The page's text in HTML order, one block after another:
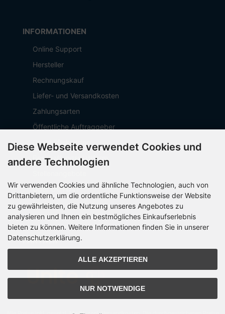
INFORMATIONEN
Online Support
Hersteller
Rechnungskauf
Liefer- und Versandkosten
Zahlungsarten
Öffentliche Auftraggeber
Geschäftskunden
Beschaffungsplattform
Über OCTO IT
Sitemap
PARTNER
Diese Webseite verwendet Cookies und
andere Technologien
Wir verwenden Cookies und ähnliche Technologien, auch von
Drittanbietern, um die ordentliche Funktionsweise der Website
zu gewährleisten, die Nutzung unseres Angebotes zu
analysieren und Ihnen ein bestmögliches Einkaufserlebnis
bieten zu können. Weitere Informationen finden Sie in unserer
Datenschutzerklärung.
ALLE AKZEPTIEREN
NUR NOTWENDIGE